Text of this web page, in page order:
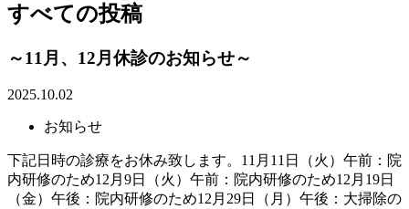
すべての投稿
～11月、12月休診のお知らせ～
2025.10.02
お知らせ
下記日時の診療をお休み致します。11月11日（火）午前：院
内研修のため12月9日（火）午前：院内研修のため12月19日
（金）午後：院内研修のため12月29日（月）午後：大掃除の